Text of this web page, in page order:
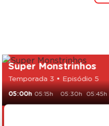
Super Monstrinhos
Temporada 3 • Episódio 5
05:00h 05:15h 05:30h 05:45h